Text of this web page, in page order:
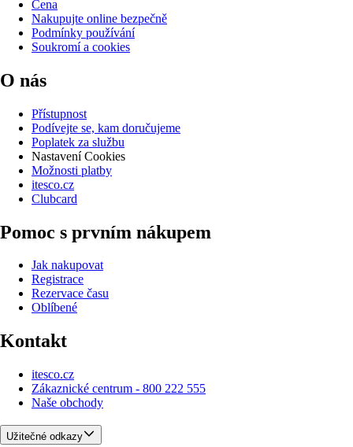
Cena
Nakupujte online bezpečně
Podmínky používání
Soukromí a cookies
O nás
Přístupnost
Podívejte se, kam doručujeme
Poplatek za službu
Nastavení Cookies
Možnosti platby
itesco.cz
Clubcard
Pomoc s prvním nákupem
Jak nakupovat
Registrace
Rezervace času
Oblíbené
Kontakt
itesco.cz
Zákaznické centrum - 800 222 555
Naše obchody
Užitečné odkazy